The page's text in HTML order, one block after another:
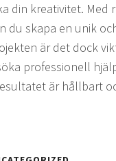
din kreativitet. Med
du skapa en unik
är det dock
professionell
är hållbart